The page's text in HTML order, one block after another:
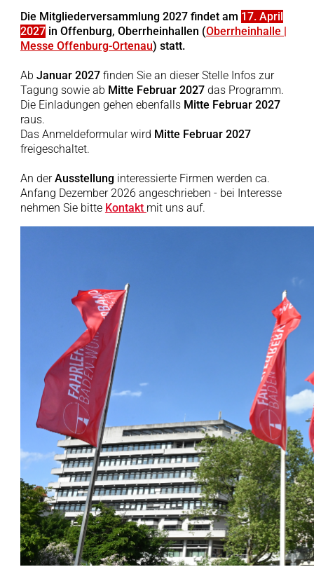
Die Mitgliederversammlung 2027 findet am 17. April
2027in Offenburg, Oberrheinhallen (Oberrheinhalle |
Messe Offenburg-Ortenau) statt.
Ab Januar 2027 finden Sie an dieser Stelle Infos zur
Tagung sowie ab Mitte Februar 2027 das Programm.
Die Einladungen gehen ebenfalls Mitte Februar 2027
raus.
Das Anmeldeformular wird Mitte Februar 2027
freigeschaltet.
An derAusstellung interessierte Firmen werden ca.
Anfang Dezember 2026 angeschrieben - bei Interesse
nehmen Sie bitte Kontakt mit uns auf.